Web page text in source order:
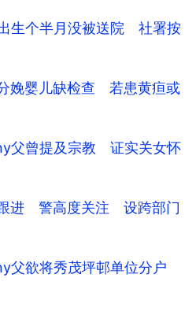
生个半月没被送院 社署按
娩婴儿缺检查 若患黄疸或
父曾提及宗教 证实关女怀
进 警高度关注 设跨部门
父欲将秀茂坪邨单位分户